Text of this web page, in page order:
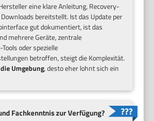
eine klare Anleitung, Recovery-
bereitstellt. Ist das Update per
gut dokumentiert, ist das
mehrere Geräte, zentrale
oder spezielle
betroffen, steigt die Komplexität.
Umgebung, desto eher lohnt sich ein
Fachkenntnis zur Verfügung?